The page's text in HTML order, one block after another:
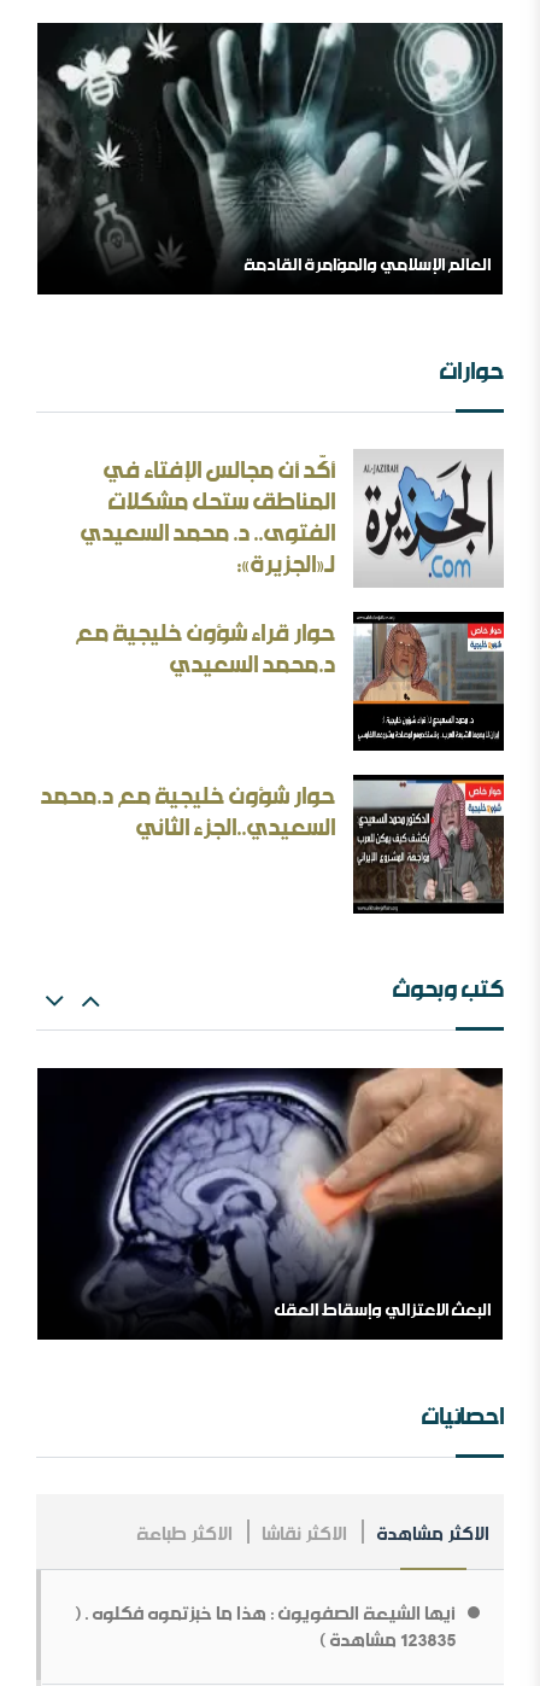
من الهامش إلى المركز السلفية في واقعها الجديد
الأسئلة المنطقية والأجوبة غير المنطقية في الحرب الإيرانية
إيران المسكينة ورد على الأستاذ إلهامي وأحمد الريسوني
اللهم اشغل الظالمين بالظالمين
ما قولك في أبوي الرسول
حوارات
أكّد أن مجالس الإفتاء في
المناطق ستحل مشكلات
الفتوى.. د. محمد السعيدي
لـ«الجزيرة»:
حوار قراء شؤون خليجية مع
د.محمد السعيدي
حوار شؤون خليجية مع د.محمد
السعيدي..الجزء الثاني
كتب وبحوث
الثقافة بين الثوابت والمتغيرات [ورقة عمل]
بحث: الإلزام بالمذهب في الفتيا والقضاء والتعليم
المملكة العربية السعودية ، فلسلفة النشأة ، تنظيراً وتطبيقا.
مــلخص عــلاقــات الــملك عــبد￼￼ العزیز مــع الإنجــلیز ، مــن
احصائيات
الاكثر مشاهدة الاكثر نقاشا الاكثر طباعة
أيها الشيعة الصفويون : هذا ما خبزتموه فكلوه . (
123835 مشاهدة )